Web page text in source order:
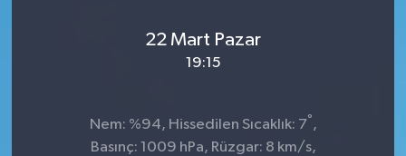
22 Mart Pazar
19:15
Nem: %94, Hissedilen Sıcaklık: 7° ,
Basınç: 1009 hPa, Rüzgar: 8 km/s,